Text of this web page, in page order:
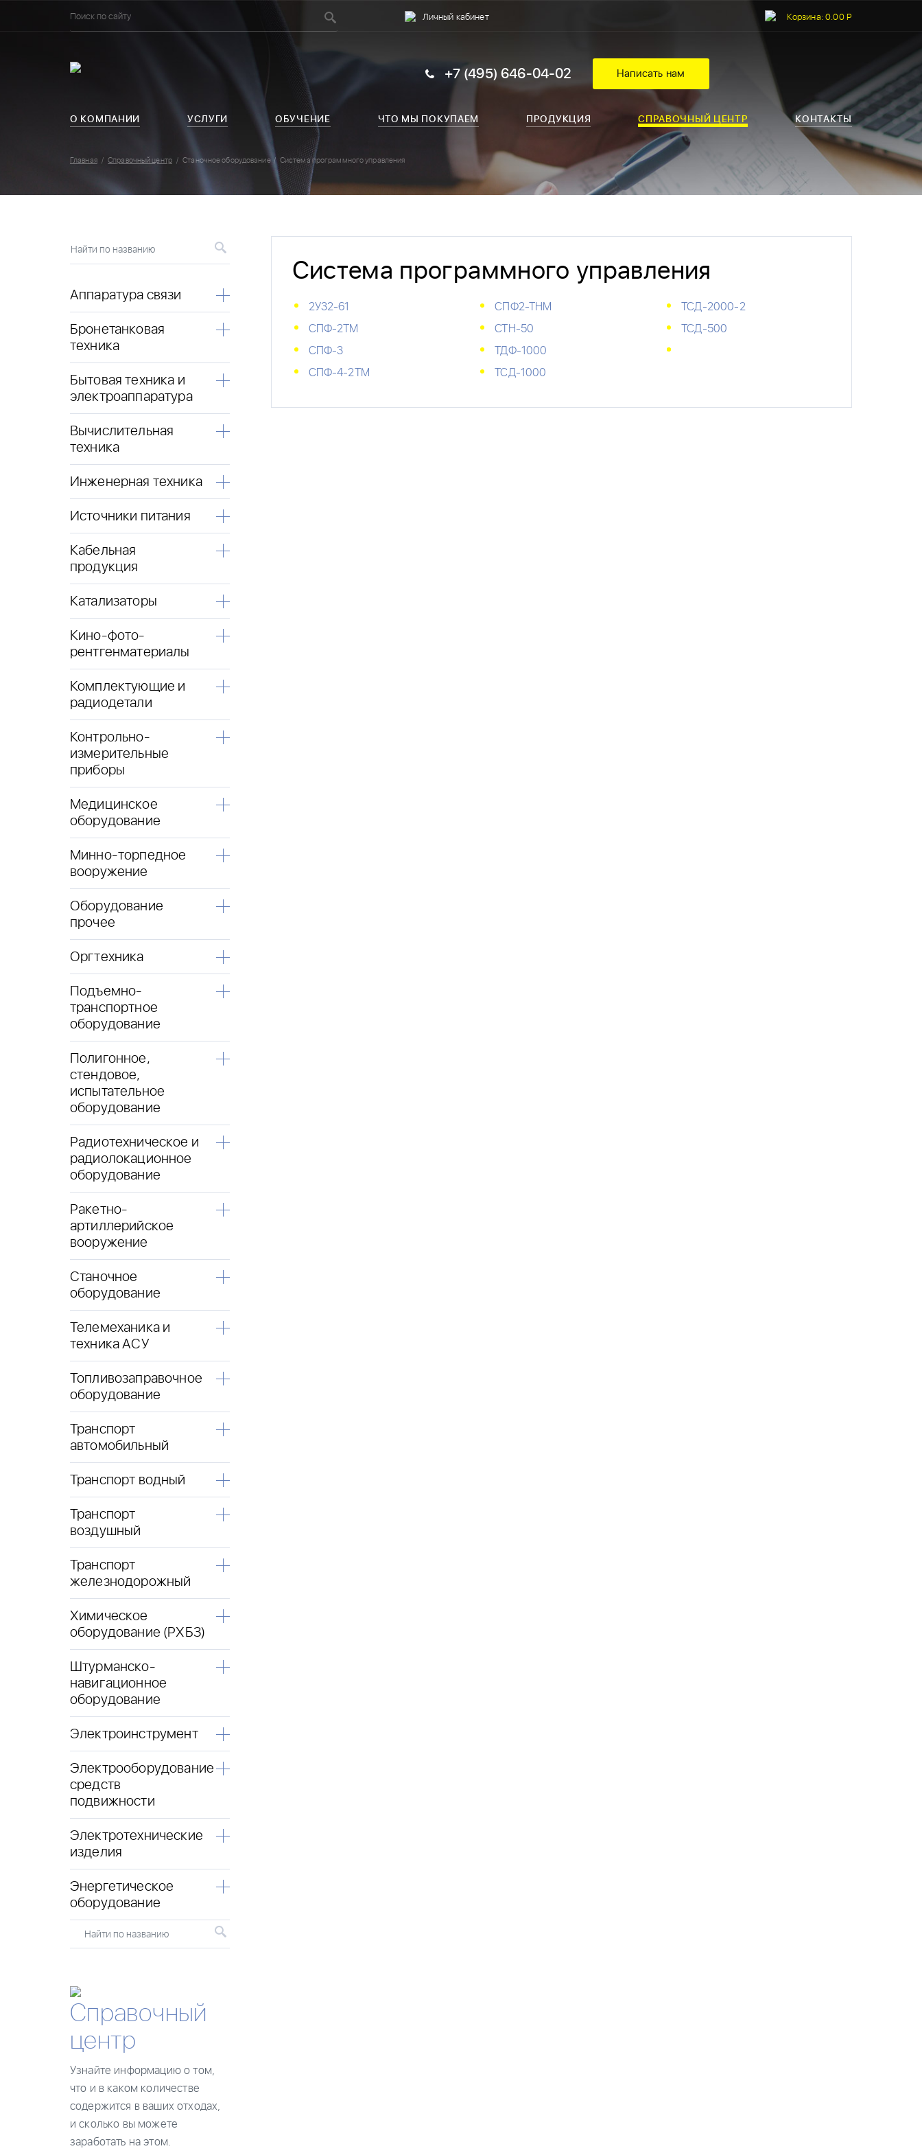
Личный кабинет Корзина: 0.00 Р
+7 (495) 646-04-02 Написать нам
О КОМПАНИИ УСЛУГИ ОБУЧЕНИЕ ЧТО МЫ ПОКУПАЕМ ПРОДУКЦИЯ СПРАВОЧНЫЙ ЦЕНТР КОНТАКТЫ
Главная Справочный центр Станочное оборудование Система программного управления
Найти по названию
Аппаратура связи
Бронетанковая
техника
Бытовая техника и
электроаппаратура
Вычислительная
техника
Инженерная техника
Источники питания
Кабельная
продукция
Катализаторы
Кино-фото-
рентгенматериалы
Комплектующие и
радиодетали
Контрольно-
измерительные
приборы
Медицинское
оборудование
Минно-торпедное
вооружение
Оборудование
прочее
Оргтехника
Подъемно-
транспортное
оборудование
Полигонное,
стендовое,
испытательное
оборудование
Радиотехническое и
радиолокационное
оборудование
Ракетно-
артиллерийское
вооружение
Станочное
оборудование
Телемеханика и
техника АСУ
Топливозаправочное
оборудование
Транспорт
автомобильный
Транспорт водный
Транспорт
воздушный
Транспорт
железнодорожный
Химическое
оборудование (РХБЗ)
Штурманско-
навигационное
оборудование
Электроинструмент
Электрооборудование
средств
подвижности
Электротехнические
изделия
Энергетическое
оборудование
Найти по названию
Справочный
центр
Узнайте информацию о том,
что и в каком количестве
содержится в ваших отходах,
и сколько вы можете
заработать на этом.
Система программного управления
2У32-61
СПФ-2ТМ
СПФ-3
СПФ-4-2ТМ
СПФ2-ТНМ
СТН-50
ТДФ-1000
ТСД-1000
ТСД-2000-2
ТСД-500